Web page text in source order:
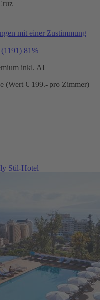
mit einer Zustimmung
(1191) 81%
inkl. AI
(Wert € 199.- pro Zimmer)
Stil-Hotel